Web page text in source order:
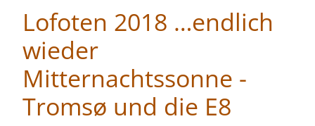
Lofoten 2018 …endlich
wieder
Mitternachtssonne -
Tromsø und die E8